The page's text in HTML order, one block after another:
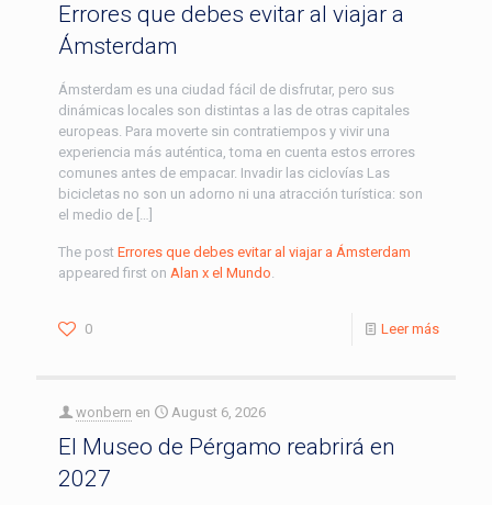
Errores que debes evitar al viajar a
Ámsterdam
Ámsterdam es una ciudad fácil de disfrutar, pero sus
dinámicas locales son distintas a las de otras capitales
europeas. Para moverte sin contratiempos y vivir una
experiencia más auténtica, toma en cuenta estos errores
comunes antes de empacar. Invadir las ciclovías Las
bicicletas no son un adorno ni una atracción turística: son
el medio de […]
The post Errores que debes evitar al viajar a Ámsterdam
appeared first on Alan x el Mundo.
0 Leer más
wonbern en August 6, 2026
El Museo de Pérgamo reabrirá en
2027